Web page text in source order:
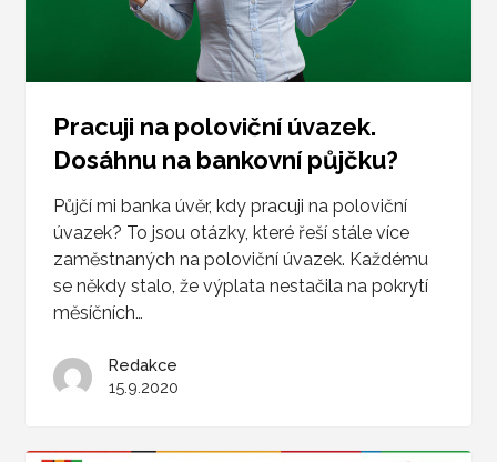
Pracuji na poloviční úvazek.
Dosáhnu na bankovní půjčku?
Půjčí mi banka úvěr, kdy pracuji na poloviční
úvazek? To jsou otázky, které řeší stále více
zaměstnaných na poloviční úvazek. Každému
se někdy stalo, že výplata nestačila na pokrytí
měsíčních…
Redakce
15.9.2020